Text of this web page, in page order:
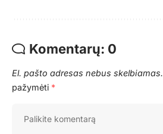
Komentarų: 0
El. pašto adresas nebus skelbiamas.
pažymėti *